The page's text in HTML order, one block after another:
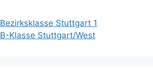
Bezirksklasse Stuttgart 1
B-Klasse Stuttgart/West